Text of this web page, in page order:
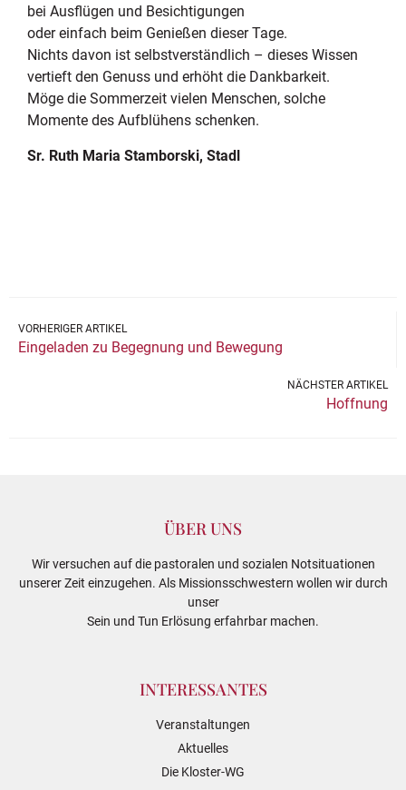
bei Ausflügen und Besichtigungen
oder einfach beim Genießen dieser Tage.
Nichts davon ist selbstverständlich – dieses Wissen
vertieft den Genuss und erhöht die Dankbarkeit.
Möge die Sommerzeit vielen Menschen, solche
Momente des Aufblühens schenken.
Sr. Ruth Maria Stamborski, Stadl
VORHERIGER ARTIKEL
Eingeladen zu Begegnung und Bewegung
NÄCHSTER ARTIKEL
Hoffnung
ÜBER UNS
Wir versuchen auf die pastoralen und sozialen Notsituationen
unserer Zeit einzugehen. Als Missionsschwestern wollen wir durch
unser
Sein und Tun Erlösung erfahrbar machen.
INTERESSANTES
Veranstaltungen
Aktuelles
Die Kloster-WG